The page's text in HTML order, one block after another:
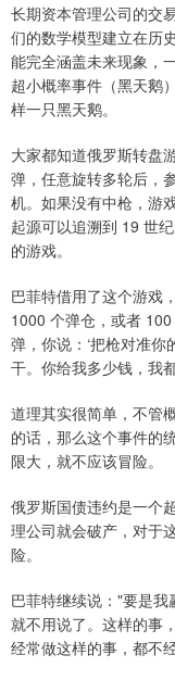
长期资本管理公司的交
们的数学模型建立在历
能完全涵盖未来现象，
超小概率事件（黑天鹅
样一只黑天鹅。
大家都知道俄罗斯转盘
弹，任意旋转多轮后，
机。如果没有中枪，游
起源可以追溯到 19 世
的游戏。
巴菲特借用了这个游戏
1000 个弹仓，或者
弹，你说：‘把枪对准你
干。你给我多少钱，我
道理其实很简单，不管
的话，那么这个事件的
限大，就不应该冒险。
俄罗斯国债违约是一个
理公司就会破产，对于
险。
巴菲特继续说："要是
就不用说了。这样的事
经常做这样的事，都不